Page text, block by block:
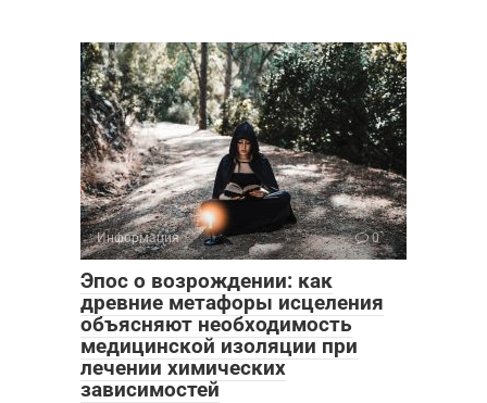
Информация 0
Эпос о возрождении: как
древние метафоры исцеления
объясняют необходимость
медицинской изоляции при
лечении химических
зависимостей